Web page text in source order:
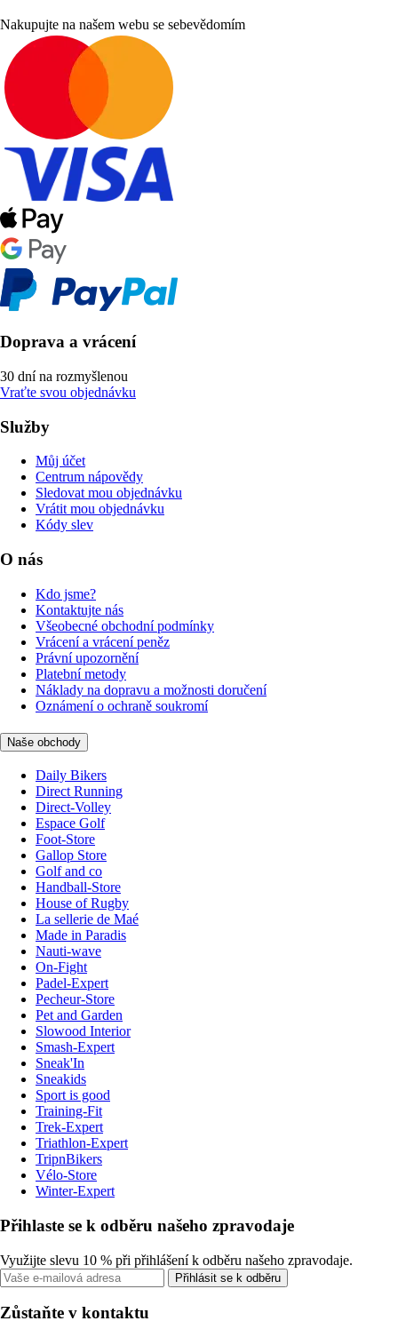
Nakupujte na našem webu se sebevědomím
Doprava a vrácení
30 dní na rozmyšlenou
Vraťte svou objednávku
Služby
Můj účet
Centrum nápovědy
Sledovat mou objednávku
Vrátit mou objednávku
Kódy slev
O nás
Kdo jsme?
Kontaktujte nás
Všeobecné obchodní podmínky
Vrácení a vrácení peněz
Právní upozornění
Platební metody
Náklady na dopravu a možnosti doručení
Oznámení o ochraně soukromí
Naše obchody
Daily Bikers
Direct Running
Direct-Volley
Espace Golf
Foot-Store
Gallop Store
Golf and co
Handball-Store
House of Rugby
La sellerie de Maé
Made in Paradis
Nauti-wave
On-Fight
Padel-Expert
Pecheur-Store
Pet and Garden
Slowood Interior
Smash-Expert
Sneak'In
Sneakids
Sport is good
Training-Fit
Trek-Expert
Triathlon-Expert
TripnBikers
Vélo-Store
Winter-Expert
Přihlaste se k odběru našeho zpravodaje
Využijte slevu 10 % při přihlášení k odběru našeho zpravodaje.
Přihlásit se k odběru
Zůstaňte v kontaktu